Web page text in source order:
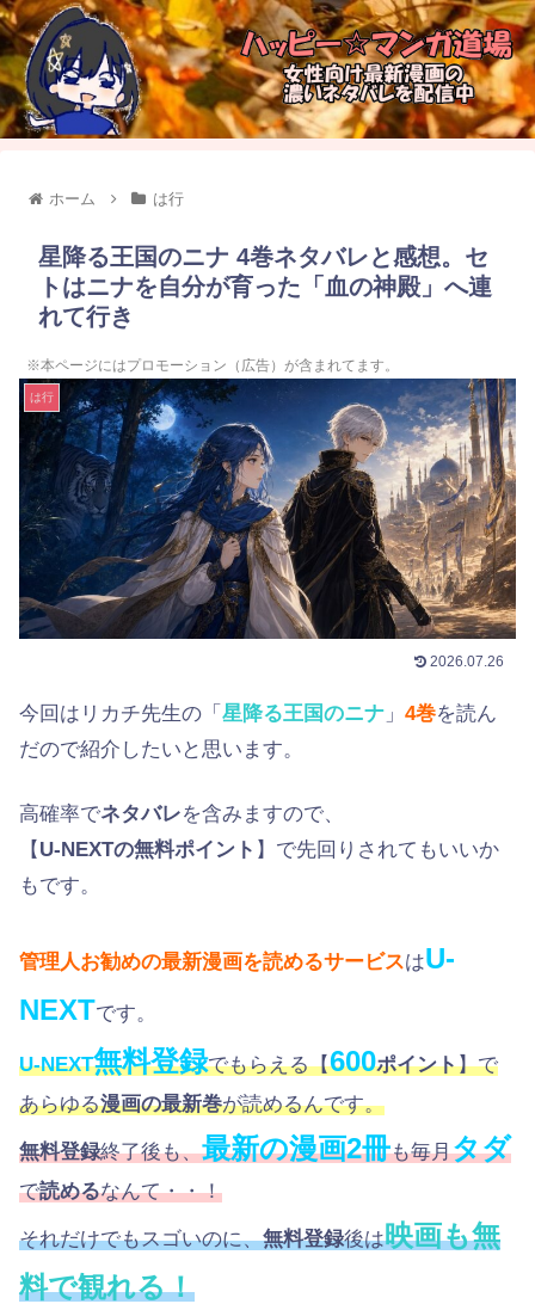
ホーム は行
星降る王国のニナ 4巻ネタバレと感想。セ
トはニナを自分が育った「血の神殿」へ連
れて行き
※本ページにはプロモーション（広告）が含まれてます。
は行
2026.07.26
今回はリカチ先生の「 星降る王国のニナ 」 4巻を読ん
だので紹介したいと思います。
高確率でネタバレを含みますので、
【 U-NEXTの無料ポイント 】で先回りされてもいいか
もです。
管理人お勧めの最新漫画を読めるサービスはU-
NEXTです。
U-NEXT無料登録でもらえる【600ポイント】で
あらゆる漫画の最新巻が読めるんです。
無料登録終了後も、最新の漫画2冊も毎月タダ
で読めるなんて・・！
それだけでもスゴいのに、無料登録後は映画も無
料で観れる！